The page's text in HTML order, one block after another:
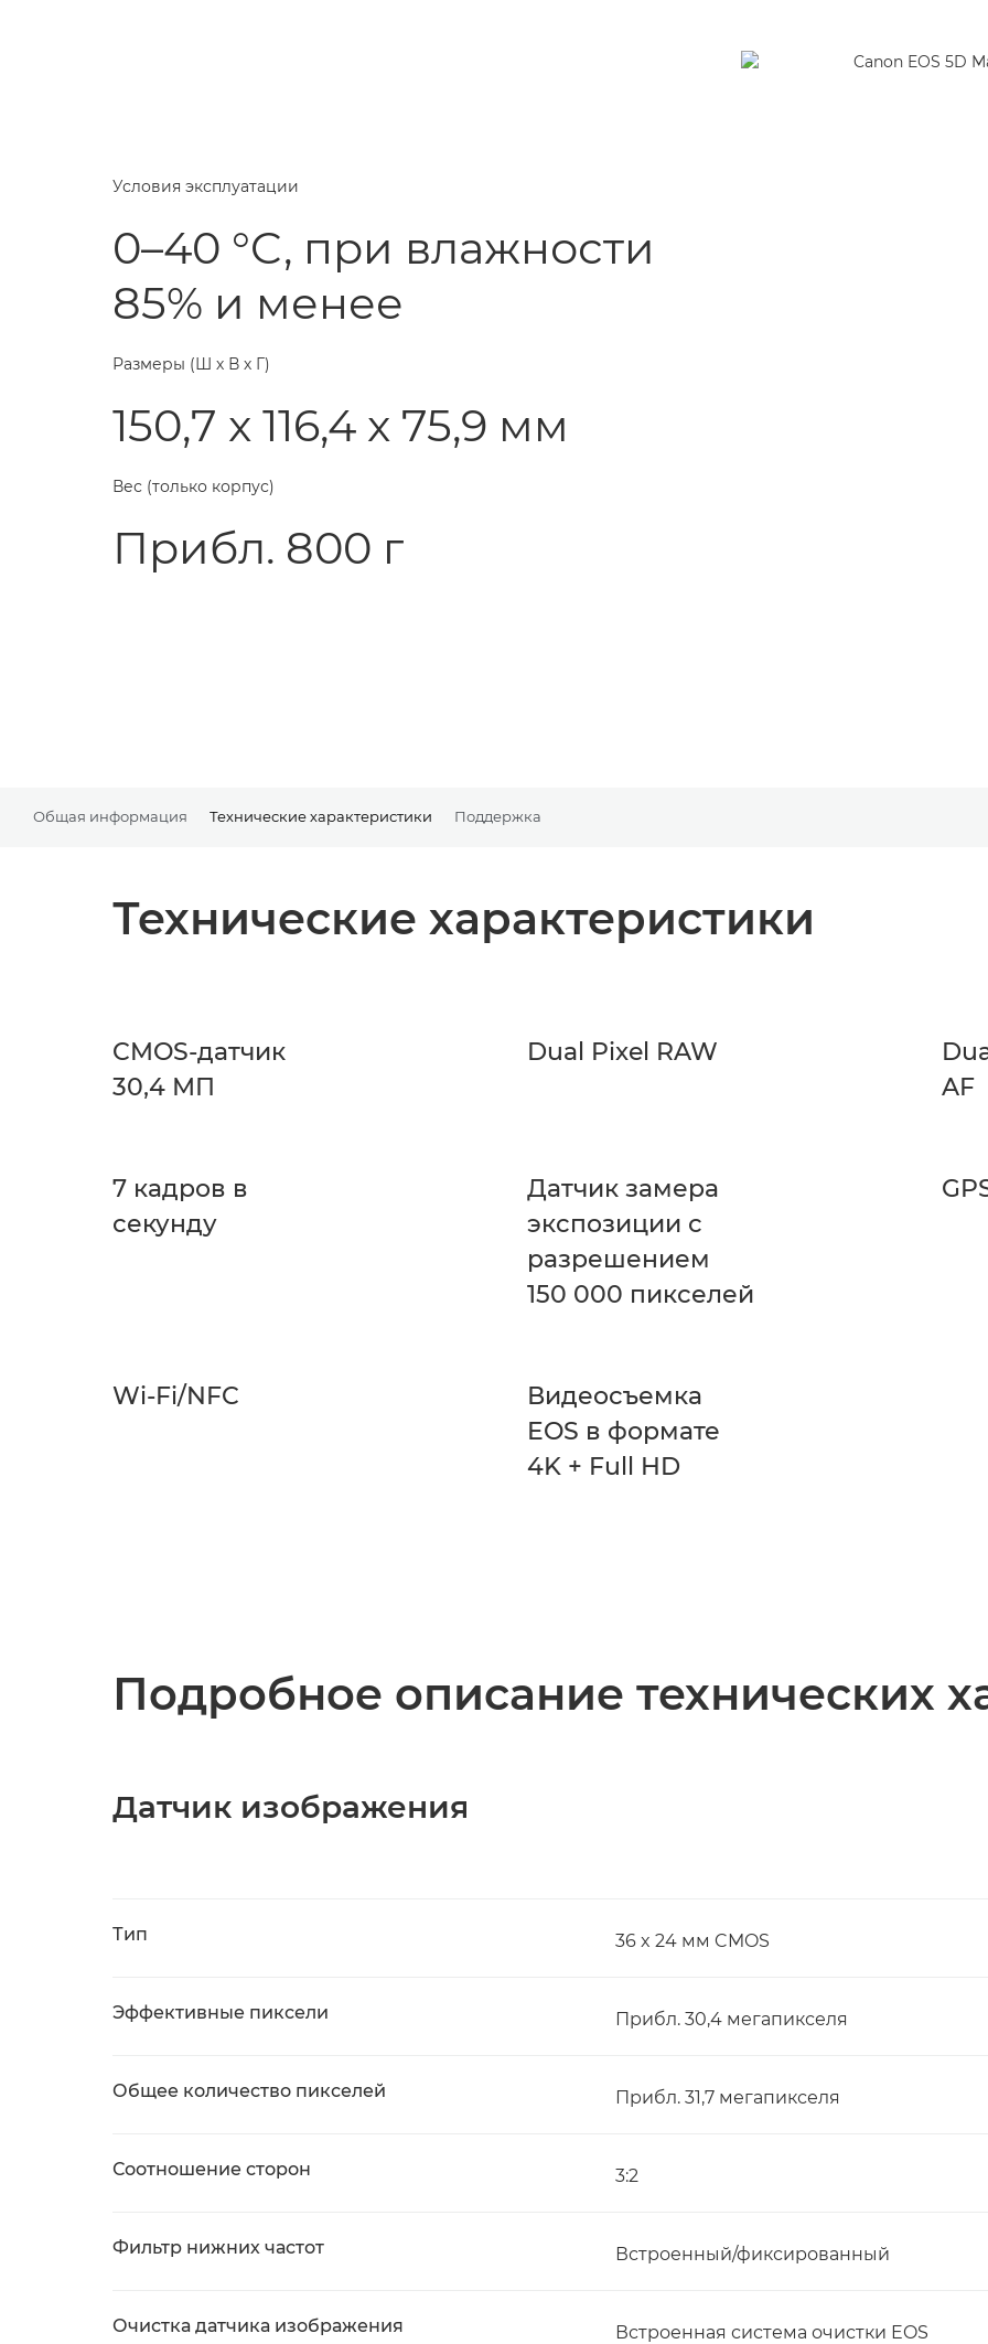
Условия эксплуатации
0–40 °C, при влажности
85% и менее
Размеры (Ш х В х Г)
150,7 x 116,4 x 75,9 мм
Вес (только корпус)
Прибл. 800 г
Общая информация Технические характеристики Поддержка
Технические характеристики
CMOS-датчик
30,4 МП
Dual Pixel RAW
AF
7 кадров в
секунду
Датчик замера
экспозиции с
разрешением
150 000 пикселей
Wi-Fi/NFC
Видеосъемка
EOS в формате
4K + Full HD
Подробное описание технических
Датчик изображения
Тип 36 x 24 мм CMOS
Эффективные пиксели Прибл. 30,4 мегапикселя
Общее количество пикселей Прибл. 31,7 мегапикселя
Соотношение сторон 3:2
Фильтр нижних частот Встроенный/фиксированный
Очистка датчика изображения Встроенная система очистки EOS